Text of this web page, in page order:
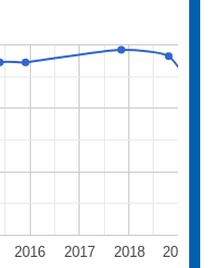
2016 2017 2018 2019